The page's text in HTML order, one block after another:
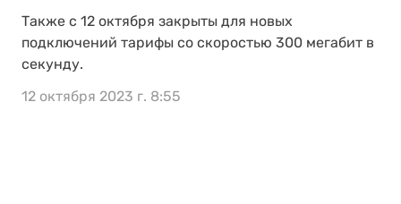
Также с 12 октября закрыты для новых
подключений тарифы со скоростью 300 мегабит в
секунду.
12 октября 2023 г. 8:55